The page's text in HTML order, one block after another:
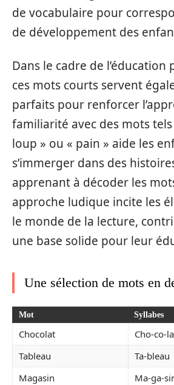
de vocabulaire pour
de développement des
Dans le cadre de
ces mots courts servent
parfaits pour renforcer
familiarité avec des mots tels
loup » ou « pain » aide les
s’immerger dans des
apprenant à décoder les
approche ludique incite les
le monde de la lecture,
une base solide pour leur
Une sélection de mots en
Mot Syllabes
Chocolat
Cho-co-
Tableau
Ta-bleau
Magasin
Ma-ga-